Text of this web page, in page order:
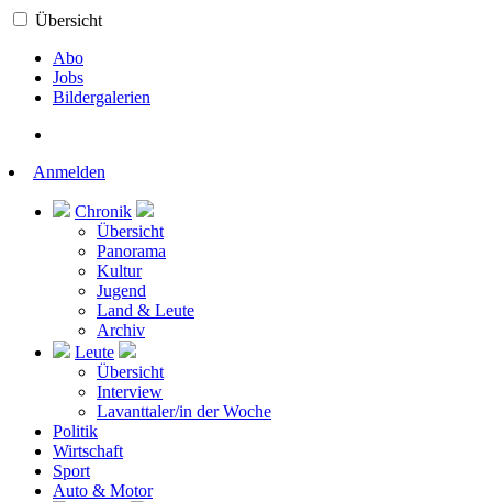
Übersicht
Abo
Jobs
Bildergalerien
Anmelden
Chronik
Übersicht
Panorama
Kultur
Jugend
Land & Leute
Archiv
Leute
Übersicht
Interview
Lavanttaler/in der Woche
Politik
Wirtschaft
Sport
Auto & Motor